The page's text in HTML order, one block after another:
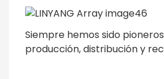
Siempre hemos sido
producción, distribución y